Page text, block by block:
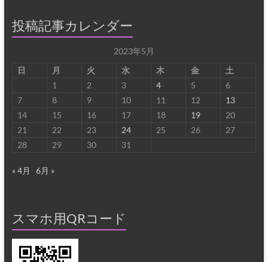
投稿記事カレンダー
2023年5月
日
月 火 水 木 金
土
1
2 3 4 5
6
7
8 9 10 11 12
13
14
15 16 17 18 19
20
21
22 23 24 25 26
27
28
29 30 31
« 4月 6月 »
スマホ用QRコード